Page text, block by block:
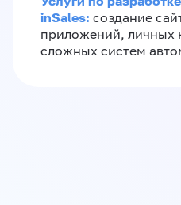
inSales: создание
приложений, личных
сложных систем